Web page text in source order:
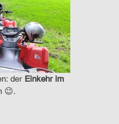
der Einkehr im
😉.